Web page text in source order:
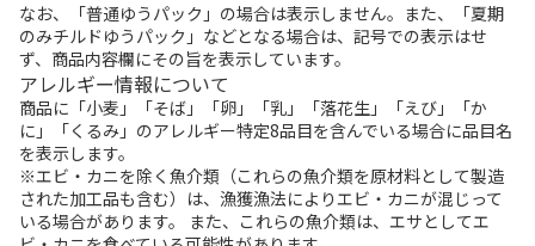
なお、「普通ゆうパック」の場合は表示しません。また、「夏期
のみチルドゆうパック」などとなる場合は、記号での表示はせ
ず、商品内容欄にその旨を表示しています。
アレルギー情報について
商品に「小麦」「そば」「卵」「乳」「落花生」「えび」「か
に」「くるみ」のアレルギー特定8品目を含んでいる場合に品目名
を表示します。
※エビ・カニを除く魚介類（これらの魚介類を原材料として製造
された加工品も含む）は、漁獲漁法によりエビ・カニが混じって
いる場合があります。 また、これらの魚介類は、エサとしてエ